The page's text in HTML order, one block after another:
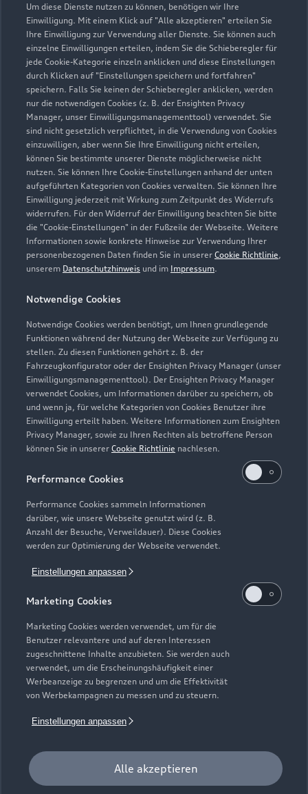
Um diese Dienste nutzen zu können, benötigen wir Ihre
Einwilligung. Mit einem Klick auf "Alle akzeptieren" erteilen Sie
Ihre Einwilligung zur Verwendung aller Dienste. Sie können auch
einzelne Einwilligungen erteilen, indem Sie die Schieberegler für
jede Cookie-Kategorie einzeln anklicken und diese Einstellungen
durch Klicken auf "Einstellungen speichern und fortfahren"
speichern. Falls Sie keinen der Schieberegler anklicken, werden
nur die notwendigen Cookies (z. B. der Ensighten Privacy
Manager, unser Einwilligungsmanagementtool) verwendet. Sie
sind nicht gesetzlich verpflichtet, in die Verwendung von Cookies
einzuwilligen, aber wenn Sie Ihre Einwilligung nicht erteilen,
können Sie bestimmte unserer Dienste möglicherweise nicht
nutzen. Sie können Ihre Cookie-Einstellungen anhand der unten
aufgeführten Kategorien von Cookies verwalten. Sie können Ihre
Einwilligung jederzeit mit Wirkung zum Zeitpunkt des Widerrufs
widerrufen. Für den Widerruf der Einwilligung beachten Sie bitte
die "Cookie-Einstellungen" in der Fußzeile der Webseite. Weitere
Informationen sowie konkrete Hinweise zur Verwendung Ihrer
personenbezogenen Daten finden Sie in unserer Cookie Richtlinie,
unserem Datenschutzhinweis und im Impressum.
Notwendige Cookies
Notwendige Cookies werden benötigt, um Ihnen grundlegende
Funktionen während der Nutzung der Webseite zur Verfügung zu
stellen. Zu diesen Funktionen gehört z. B. der
Fahrzeugkonfigurator oder der Ensighten Privacy Manager (unser
Einwilligungsmanagementtool). Der Ensighten Privacy Manager
verwendet Cookies, um Informationen darüber zu speichern, ob
und wenn ja, für welche Kategorien von Cookies Benutzer ihre
Einwilligung erteilt haben. Weitere Informationen zum Ensighten
Privacy Manager, sowie zu Ihren Rechten als betroffene Person
können Sie in unserer Cookie Richtlinie nachlesen.
Performance Cookies
Performance Cookies sammeln Informationen
darüber, wie unsere Webseite genutzt wird (z. B.
Anzahl der Besuche, Verweildauer). Diese Cookies
werden zur Optimierung der Webseite verwendet.
Einstellungen anpassen
Marketing Cookies
Marketing Cookies werden verwendet, um für die
Benutzer relevantere und auf deren Interessen
zugeschnittene Inhalte anzubieten. Sie werden auch
verwendet, um die Erscheinungshäufigkeit einer
Werbeanzeige zu begrenzen und um die Effektivität
von Werbekampagnen zu messen und zu steuern.
Einstellungen anpassen
Alle akzeptieren
Zur Reparatur
Zur Inspektion
Zurück nach oben
Modelle
Elektromodelle
Plug-in-Hybride
Neuwagensuche
Gebrauchtwagensuche
Geschäftskunden
Service & Zubehör
Saisonale Angebote
Audi Services
Garantie
Audi digital services
myAudi
Support
Audi Code
Häufige Fragen (FAQ)
Audi Online Beratung
Online-Terminvereinbarung
Servicekontakt
Bordbuch & Bedienungsanleitungen
Über Audi
Unternehmen
Karriere
Investor Relations
Audi erleben
© 2026 AUDI AG. Alle Rechte vorbehalten
Impressum Rechtliches
Cookie-Richtlinie
Digital Services Act
EU Data Act